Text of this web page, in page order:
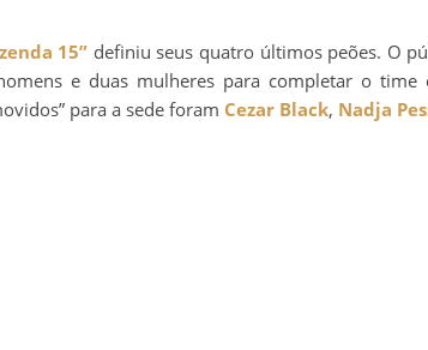
15” definiu seus quatro últimos peões. O
e duas mulheres para completar o
para a sede foram Cezar Black, Nadja